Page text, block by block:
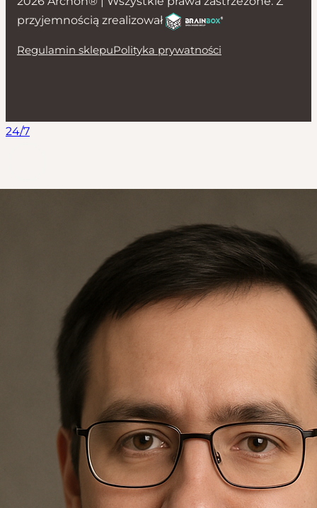
przyjemnością zrealizował
Regulamin sklepuPolityka prywatności
24/7
Nagrobki